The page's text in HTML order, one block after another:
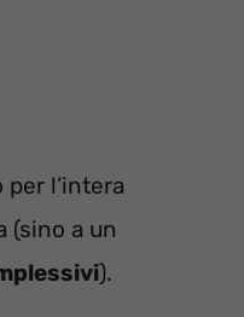
l’intera
(sino a un
).